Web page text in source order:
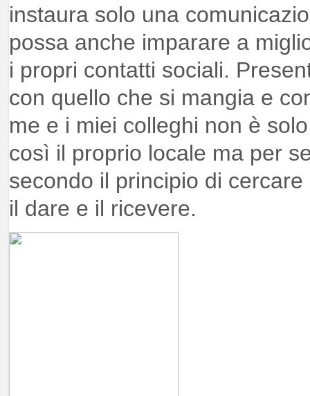
instaura solo una
possa anche imparare a
i propri contatti sociali.
con quello che si mangia e
me e i miei colleghi non è
così il proprio locale ma per
secondo il principio di
il dare e il ricevere.